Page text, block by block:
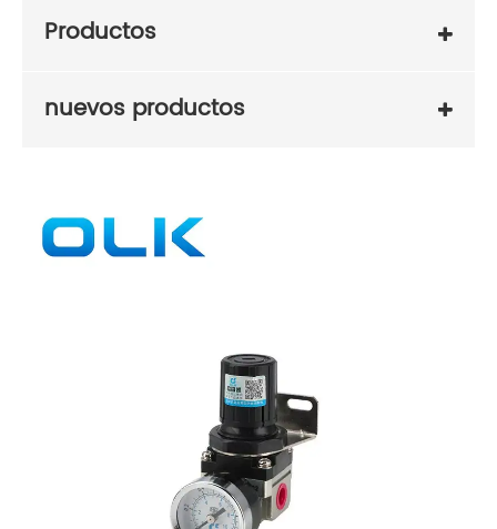
Productos
nuevos productos